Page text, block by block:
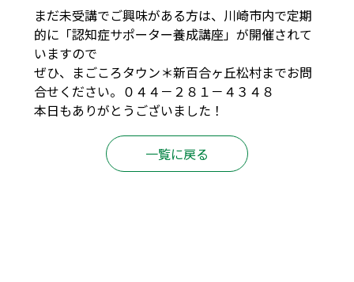
まだ未受講でご興味がある方は、川崎市内で定期
的に「認知症サポーター養成講座」が開催されて
いますので
ぜひ、まごころタウン＊新百合ヶ丘松村までお問
合せください。０４４－２８１－４３４８
本日もありがとうございました！
一覧に戻る